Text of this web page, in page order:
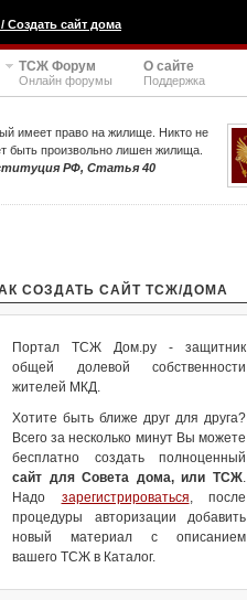
Создать сайт дома
ТСЖ Форум
Онлайн форумы
О сайте
Поддержка
имеет право на жилище. Никто не
быть произвольно лишен жилища.
РФ, Статья 40
СОЗДАТЬ САЙТ ТСЖ/ДОМА
Портал ТСЖ Дом.ру - защитник
общей долевой собственности
жителей МКД.
Хотите быть ближе друг для друга?
Всего за несколько минут Вы можете
бесплатно создать полноценный
сайт для Совета дома, или ТСЖ.
Надо зарегистрироваться, после
процедуры авторизации добавить
новый материал с описанием
вашего ТСЖ в Каталог.